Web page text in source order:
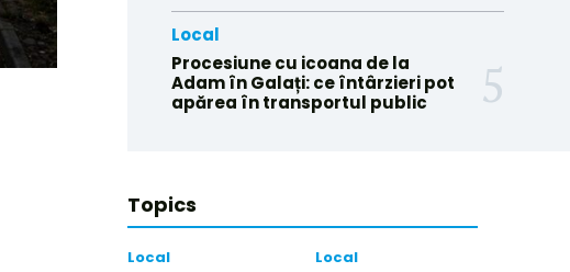
Local
Procesiune cu icoana de la
Adam în Galați: ce întârzieri pot
apărea în transportul public
Topics
Local Local